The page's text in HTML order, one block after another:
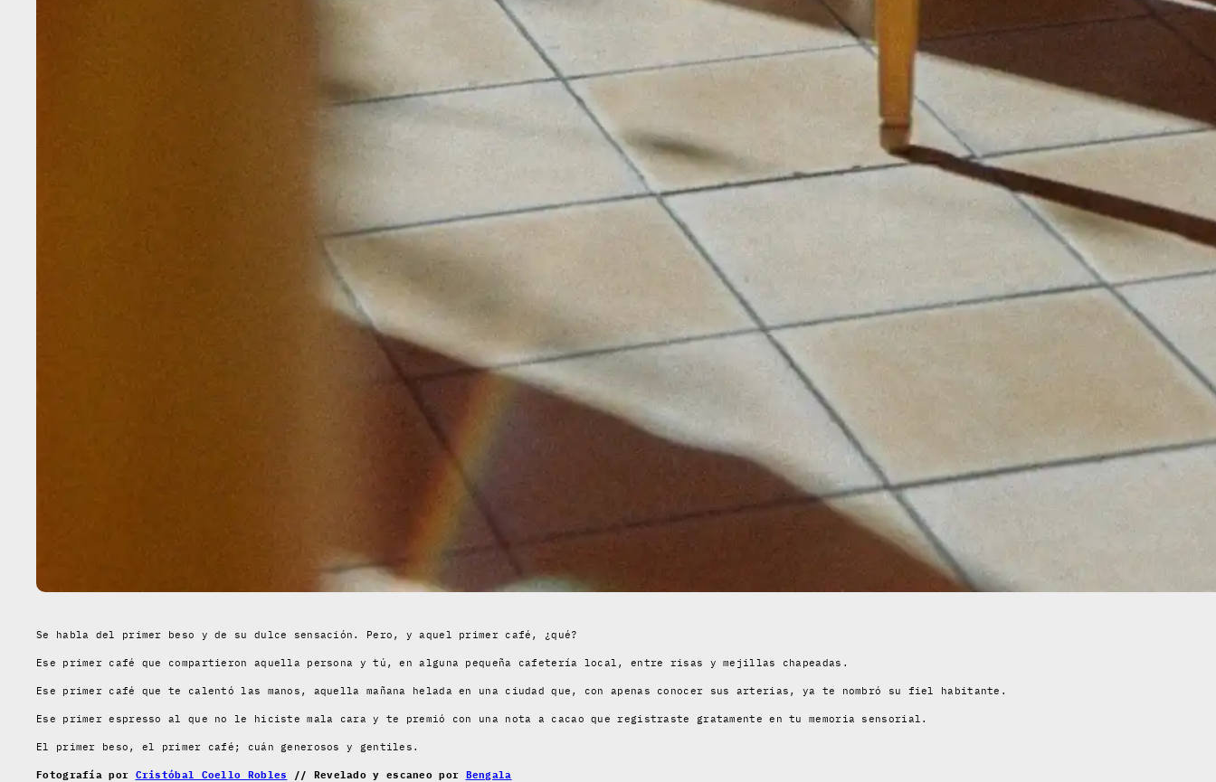
Se habla del primer beso y de su dulce sensación. Pero, y aquel primer café, ¿qué?
Ese primer café que compartieron aquella persona y tú, en alguna pequeña cafetería local, entre risas y mejillas chapeadas.
Ese primer café que te calentó las manos, aquella mañana helada en una ciudad que, con apenas conocer sus arterias, ya te nombró su fiel habitante.
Ese primer espresso al que no le hiciste mala cara y te premió con una nota a cacao que registraste gratamente en tu memoria sensorial.
El primer beso, el primer café; cuán generosos y gentiles.
Fotografía por Cristóbal Coello Robles // Revelado y escaneo por Bengala